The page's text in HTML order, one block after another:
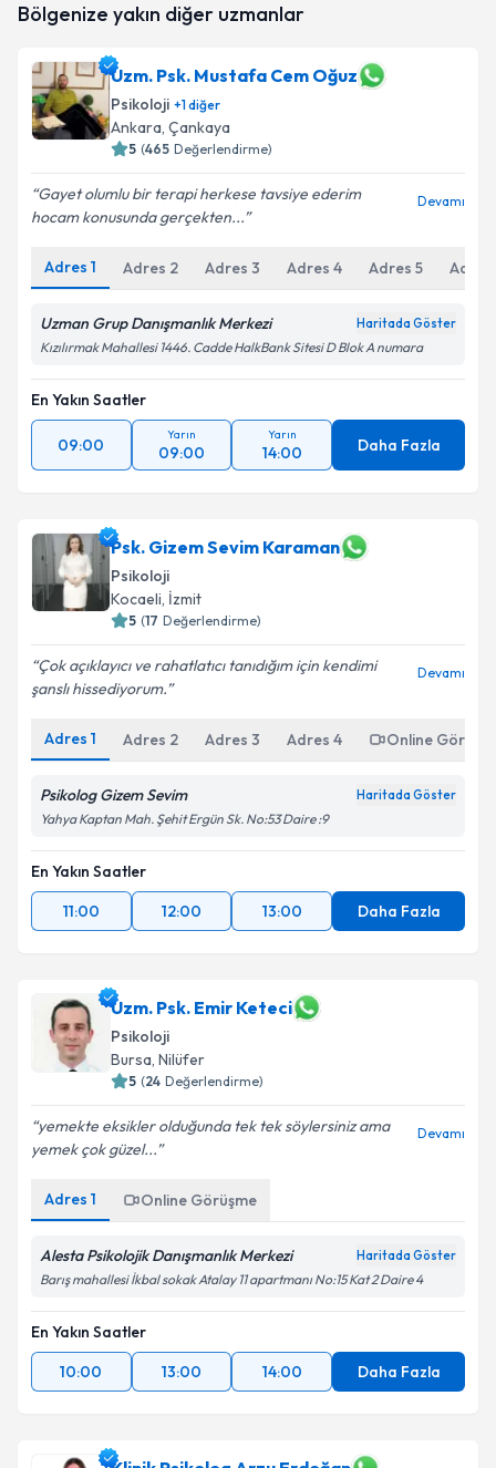
oluşturun. Size bu uzmandan randevu almanız için bir
E-posta Adresiniz
Kişisel verilerimin işlenmesine ilişkinAydınlatma
Metni'ni okudum ve kişisel verilerimin belirtilen
Bölgenize yakın diğer uzmanlar
Uzm. Psk. Mustafa Cem Oğuz
Psikoloji +1diğer
Ankara, Çankaya
5 (465 Değerlendirme)
Gayet olumlu bir terapi herkese tavsiye ederim
hocam konusunda gerçekten...
Devamı
Adres 1 Adres 2 Adres 3 Adres 4 Adres 5 Adres
Uzman Grup Danışmanlık Merkezi Haritada Göster
Kızılırmak Mahallesi 1446. Cadde HalkBank Sitesi D Blok A numara
En Yakın Saatler
09:00
Yarın
09:00
Yarın
14:00 Daha Fazla
Psk. Gizem Sevim Karaman
Psikoloji
Kocaeli, İzmit
5 (17 Değerlendirme)
Çok açıklayıcı ve rahatlatıcı tanıdığım için kendimi
şanslı hissediyorum.
Devamı
Adres 1 Adres 2 Adres 3 Adres 4 Online
Psikolog Gizem Sevim Haritada Göster
Yahya Kaptan Mah. Şehit Ergün Sk. No:53 Daire :9
En Yakın Saatler
11:00
12:00 13:00 Daha Fazla
Uzm. Psk. Emir Keteci
Psikoloji
Bursa, Nilüfer
5 (24 Değerlendirme)
yemekte eksikler olduğunda tek tek söylersiniz ama
yemek çok güzel...
Devamı
Adres 1 Online Görüşme
Alesta Psikolojik Danışmanlık Merkezi Haritada Göster
Barış mahallesi İkbal sokak Atalay 11 apartmanı No:15 Kat 2 Daire 4
En Yakın Saatler
10:00
13:00 14:00 Daha Fazla